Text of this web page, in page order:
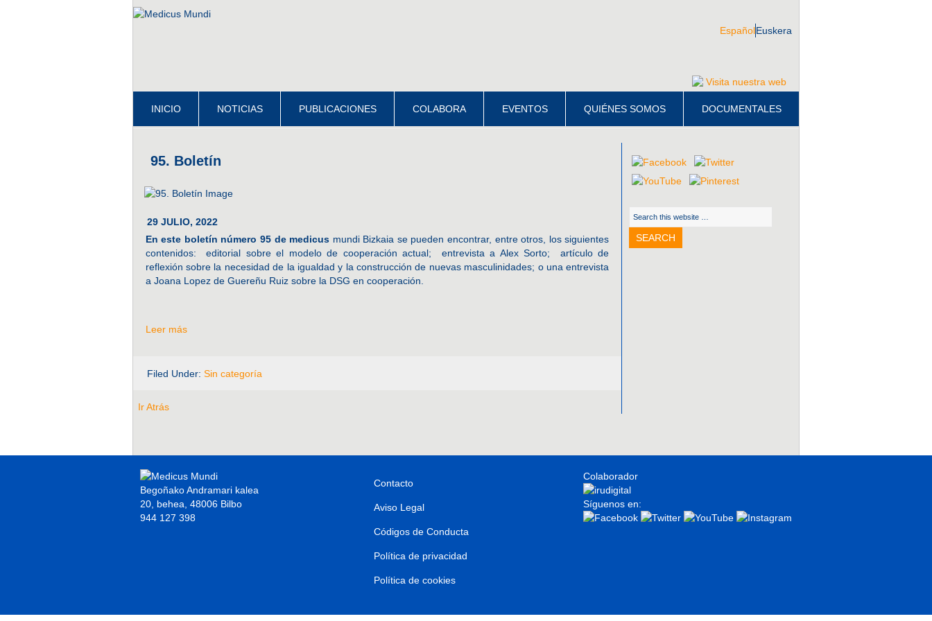
EspañolEuskera
Visita nuestra web
INICIO NOTICIAS PUBLICACIONES COLABORA EVENTOS QUIÉNES SOMOS DOCUMENTALES
95. Boletín
29 JULIO, 2022
En este boletín número 95 de medicus mundi Bizkaia se pueden encontrar, entre otros, los siguientes
contenidos: editorial sobre el modelo de cooperación actual; entrevista a Alex Sorto; artículo de
reflexión sobre la necesidad de la igualdad y la construcción de nuevas masculinidades; o una entrevista
a Joana Lopez de Guereñu Ruiz sobre la DSG en cooperación.
Leer más
Filed Under: Sin categoría
Ir Atrás
Begoñako Andramari kalea
20, behea, 48006 Bilbo
944 127 398
Contacto
Aviso Legal
Códigos de Conducta
Política de privacidad
Política de cookies
Colaborador
Síguenos en: